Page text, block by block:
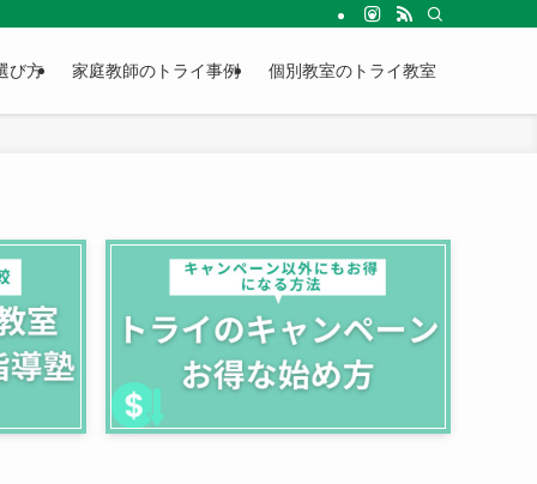
び方 家庭教師のトライ事例 個別教室のトライ教室